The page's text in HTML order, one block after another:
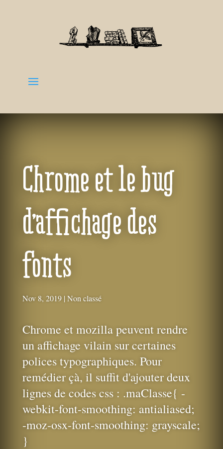
Chrome et le bug
d’affichage des
fonts
Nov 8, 2019| Non classé
Chrome et mozilla peuvent rendre
un affichage vilain sur certaines
polices typographiques. Pour
remédier çà, il suffit d'ajouter deux
lignes de codes css : .maClasse{ -
webkit-font-smoothing: antialiased;
-moz-osx-font-smoothing: grayscale;
}